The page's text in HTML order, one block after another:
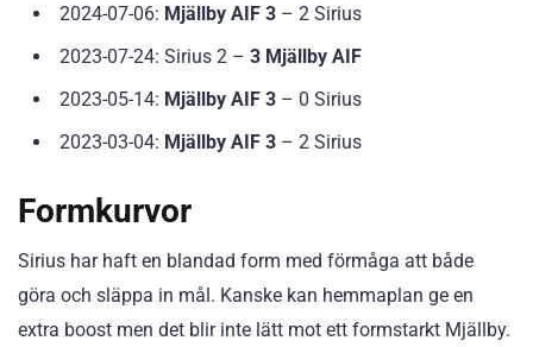
2024-07-06: Mjällby AIF 3 – 2 Sirius
2023-07-24: Sirius 2 – 3 Mjällby AIF
2023-05-14: Mjällby AIF 3 – 0 Sirius
2023-03-04: Mjällby AIF 3 – 2 Sirius
Formkurvor
Sirius har haft en blandad form med förmåga att både
göra och släppa in mål. Kanske kan hemmaplan ge en
extra boost men det blir inte lätt mot ett formstarkt Mjällby.